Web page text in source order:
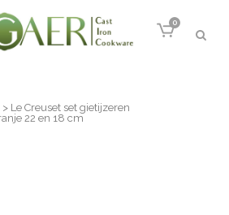
0
> Le Creuset set gietijzeren
22 en 18 cm